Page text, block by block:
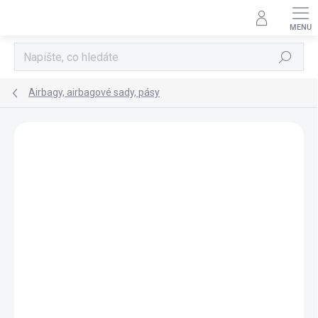
Hledat
Airbagy, airbagové sady, pásy